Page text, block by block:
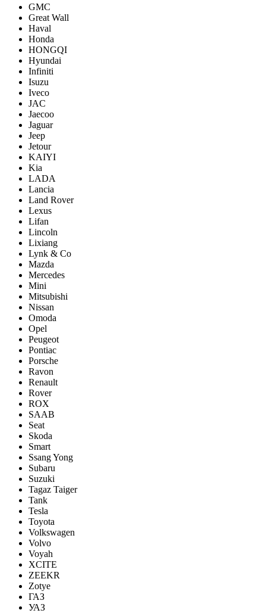
GMC
Great Wall
Haval
Honda
HONGQI
Hyundai
Infiniti
Isuzu
Iveco
JAC
Jaecoo
Jaguar
Jeep
Jetour
KAIYI
Kia
LADA
Lancia
Land Rover
Lexus
Lifan
Lincoln
Lixiang
Lynk & Co
Mazda
Mercedes
Mini
Mitsubishi
Nissan
Omoda
Opel
Peugeot
Pontiac
Porsсhe
Ravon
Renault
Rover
ROX
SAAB
Seat
Skoda
Smart
Ssang Yong
Subaru
Suzuki
Tagaz Taiger
Tank
Tesla
Toyota
Volkswagen
Volvo
Voyah
XCITE
ZEEKR
Zotye
ГАЗ
УАЗ